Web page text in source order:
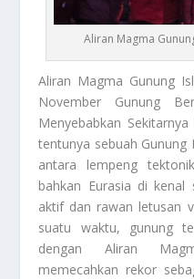
Aliran Magma
Aliran Magma Gunung
November Gunung
Menyebabkan
tentunya sebuah
antara lempeng
bahkan Eurasia di kenal
aktif dan rawan letusan
suatu waktu, gunung
dengan Aliran
memecahkan rekor